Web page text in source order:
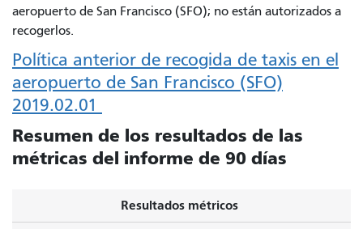
aeropuerto de San Francisco (SFO); no están autorizados a
recogerlos.
Política anterior de recogida de taxis en el
aeropuerto de San Francisco (SFO)
2019.02.01
Resumen de los resultados de las
métricas del informe de 90 días
Resultados métricos